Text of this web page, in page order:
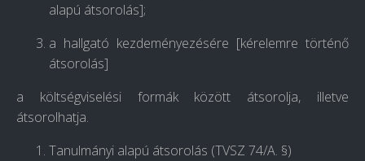
alapú átsorolás];
a hallgató kezdeményezésére [kérelemre történő
átsorolás]
a költségviselési formák között átsorolja, illetve
átsorolhatja.
Tanulmányi alapú átsorolás (TVSZ 74/A. §)